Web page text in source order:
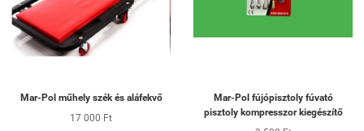
Mar-Pol műhely szék és aláfekvő
17 000 Ft
Mar-Pol fújópisztoly fúvató
pisztoly kompresszor kiegészítő